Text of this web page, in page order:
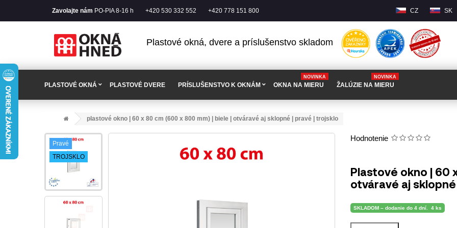
Zavolajte nám PO-PIA 8-16 h +420 530 332 552 +420 778 151 800 CZ SK
Plastové okná, dvere a príslušenstvo skladom
PLASTOVÉ OKNÁ PLASTOVÉ DVERE PRÍSLUŠENSTVO K OKNÁM OKNA NA MIERU
NOVINKA
ŽALÚZIE NA MIERU
NOVINKA
plastové okno | 60 x 80 cm (600 x 800 mm) | biele | otváravé aj sklopné | pravé | trojsklo
Pravé
TROJSKLO
Hodnotenie
Plastové okno | 60
otváravé aj sklopné
SKLADOM – dodanie do 4 dní. 4 ks